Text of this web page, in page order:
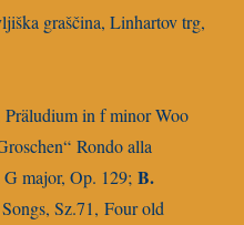
graščina, Linhartov trg,
Präludium in f minor Woo
Rondo alla
G major, Op. 129;B.
Songs, Sz.71,Four old